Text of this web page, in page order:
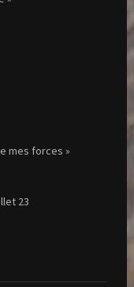
mes forces »
23